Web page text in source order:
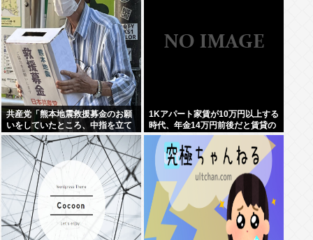
共産党「熊本地震救援募金のお願
いをしていたところ、中指を立て
られました。嫌がらせ酷い」
1Kアパート家賃が10万円以上する
時代、年金14万円前後だと賃貸の
人は無理じゃね？